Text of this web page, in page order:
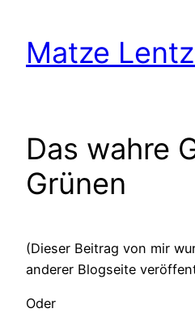
Inhalt
springen
Matze
Das wahre
Grünen
(Dieser Beitrag von mir
anderer Blogseite
Oder